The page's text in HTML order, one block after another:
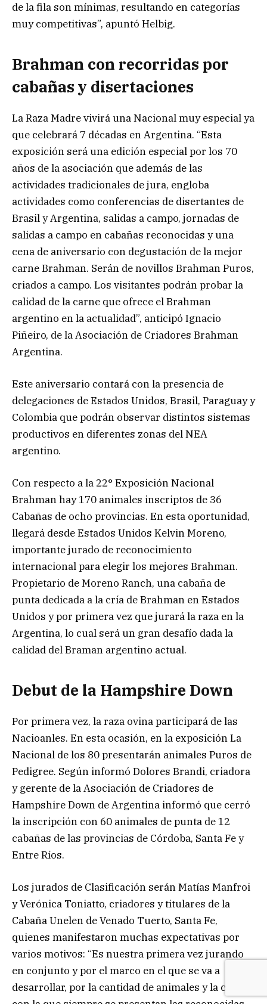
de la fila son mínimas, resultando en categorías
muy competitivas”, apuntó Helbig.
Brahman con recorridas por
cabañas y disertaciones
La Raza Madre vivirá una Nacional muy especial ya
que celebrará 7 décadas en Argentina. “Esta
exposición será una edición especial por los 70
años de la asociación que además de las
actividades tradicionales de jura, engloba
actividades como conferencias de disertantes de
Brasil y Argentina, salidas a campo, jornadas de
salidas a campo en cabañas reconocidas y una
cena de aniversario con degustación de la mejor
carne Brahman. Serán de novillos Brahman Puros,
criados a campo. Los visitantes podrán probar la
calidad de la carne que ofrece el Brahman
argentino en la actualidad”, anticipó Ignacio
Piñeiro, de la Asociación de Criadores Brahman
Argentina.
Este aniversario contará con la presencia de
delegaciones de Estados Unidos, Brasil, Paraguay y
Colombia que podrán observar distintos sistemas
productivos en diferentes zonas del NEA
argentino.
Con respecto a la 22° Exposición Nacional
Brahman hay 170 animales inscriptos de 36
Cabañas de ocho provincias. En esta oportunidad,
llegará desde Estados Unidos Kelvin Moreno,
importante jurado de reconocimiento
internacional para elegir los mejores Brahman.
Propietario de Moreno Ranch, una cabaña de
punta dedicada a la cría de Brahman en Estados
Unidos y por primera vez que jurará la raza en la
Argentina, lo cual será un gran desafío dada la
calidad del Braman argentino actual.
Debut de la Hampshire Down
Por primera vez, la raza ovina participará de las
Nacioanles. En esta ocasión, en la exposición La
Nacional de los 80 presentarán animales Puros de
Pedigree. Según informó Dolores Brandi, criadora
y gerente de la Asociación de Criadores de
Hampshire Down de Argentina informó que cerró
la inscripción con 60 animales de punta de 12
cabañas de las provincias de Córdoba, Santa Fe y
Entre Ríos.
Los jurados de Clasificación serán Matías Manfroi
y Verónica Toniatto, criadores y titulares de la
Cabaña Unelen de Venado Tuerto, Santa Fe,
quienes manifestaron muchas expectativas por
varios motivos: “Es nuestra primera vez jurando
en conjunto y por el marco en el que se va a
desarrollar, por la cantidad de animales y la calidad